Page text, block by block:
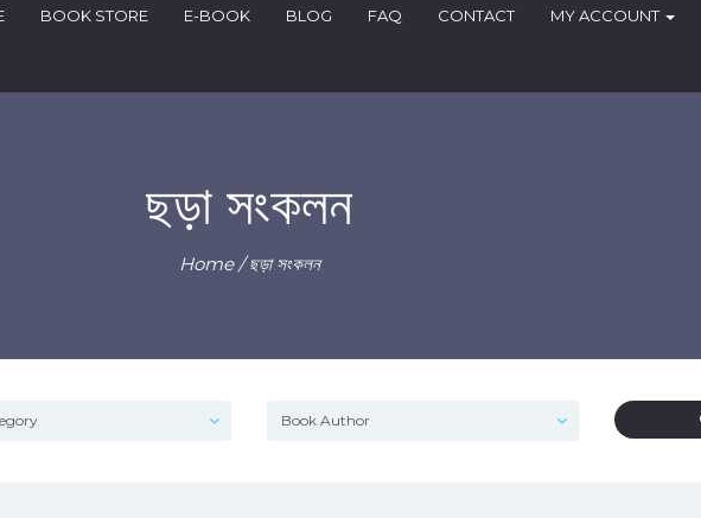
BOOK STORE E-BOOK BLOG FAQ CONTACT MY ACCOUNT
ছড়া সংকলন
Home/ ছড়া সংকলন